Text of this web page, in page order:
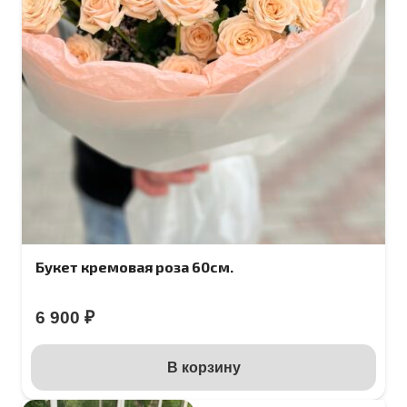
Букет кремовая роза 60см.
6 900 ₽
В корзину